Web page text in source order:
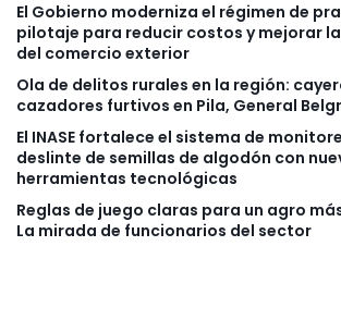
El Gobierno moderniza el régimen de
pilotaje para reducir costos y mejorar
del comercio exterior
Ola de delitos rurales en la región:
cazadores furtivos en Pila, General
El INASE fortalece el sistema de
deslinte de semillas de algodón con
herramientas tecnológicas
Reglas de juego claras para un agro
La mirada de funcionarios del sector